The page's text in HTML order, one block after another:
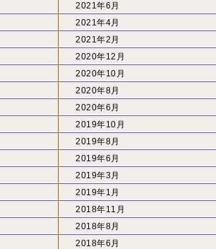
2021年6月
2021年4月
2021年2月
2020年12月
2020年10月
2020年8月
2020年6月
2019年10月
2019年8月
2019年6月
2019年3月
2019年1月
2018年11月
2018年8月
2018年6月